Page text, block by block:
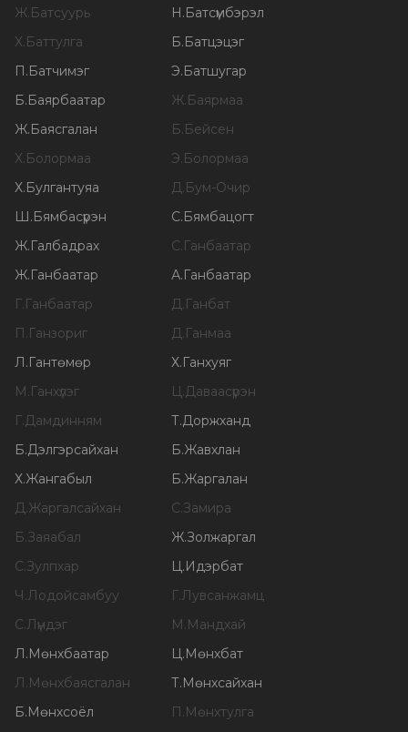
Ж.Батсуурь Н.Батсүмбэрэл
Х.Баттулга Б.Батцэцэг
П.Батчимэг Э.Батшугар
Б.Баярбаатар Ж.Баярмаа
Ж.Баясгалан Б.Бейсен
Х.Болормаа Э.Болормаа
Х.Булгантуяа Д.Бум-Очир
Ш.Бямбасүрэн С.Бямбацогт
Ж.Галбадрах С.Ганбаатар
Ж.Ганбаатар А.Ганбаатар
Г.Ганбаатар Д.Ганбат
П.Ганзориг Д.Ганмаа
Л.Гантөмөр Х.Ганхуяг
М.Ганхүлэг Ц.Даваасүрэн
Г.Дамдинням Т.Доржханд
Б.Дэлгэрсайхан Б.Жавхлан
Х.Жангабыл Б.Жаргалан
Д.Жаргалсайхан С.Замира
Б.Заяабал Ж.Золжаргал
С.Зулпхар Ц.Идэрбат
Ч.Лодойсамбуу Г.Лувсанжамц
С.Лүндэг М.Мандхай
Л.Мөнхбаатар Ц.Мөнхбат
Л.Мөнхбаясгалан Т.Мөнхсайхан
Б.Мөнхсоёл П.Мөнхтулга